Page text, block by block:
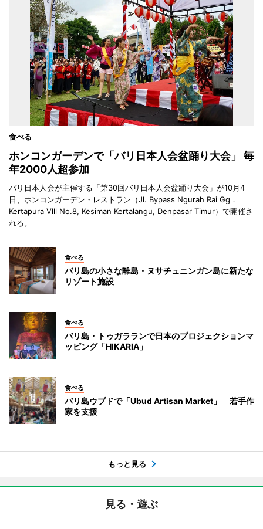
食べる
ホンコンガーデンで「バリ日本人会盆踊り大会」 毎
年2000人超参加
バリ日本人会が主催する「第30回バリ日本人会盆踊り大会」が10月4
日、ホンコンガーデン・レストラン（Jl. Bypass Ngurah Rai Gg．
Kertapura Vlll No.8, Kesiman Kertalangu, Denpasar Timur）で開催さ
れる。
食べる
バリ島の小さな離島・ヌサチュニンガン島に新たな
リゾート施設
食べる
バリ島・トゥガラランで日本のプロジェクションマ
ッピング「HIKARIA」
食べる
バリ島ウブドで「Ubud Artisan Market」 若手作
家を支援
もっと見る
見る・遊ぶ